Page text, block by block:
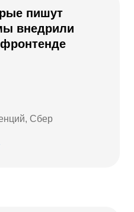
пишут
внедрили
Сбер